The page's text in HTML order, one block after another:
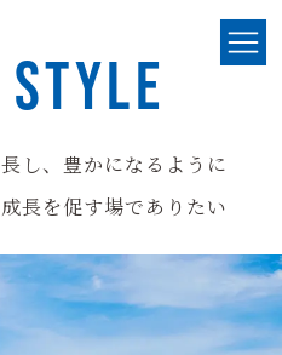
し、豊かになるように
長を促す場でありたい